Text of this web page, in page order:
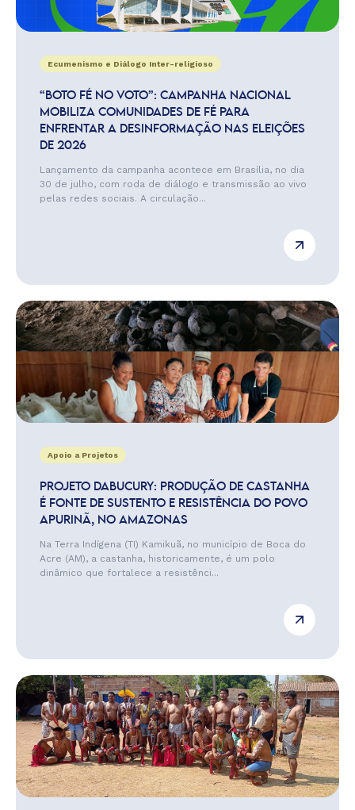
Ecumenismo e Diálogo Inter-religioso
“BOTO FÉ NO VOTO”: CAMPANHA NACIONAL
MOBILIZA COMUNIDADES DE FÉ PARA
ENFRENTAR A DESINFORMAÇÃO NAS ELEIÇÕES
DE 2026
Lançamento da campanha acontece em Brasília, no dia
30 de julho, com roda de diálogo e transmissão ao vivo
pelas redes sociais. A circulação...
Apoio a Projetos
PROJETO DABUCURY: PRODUÇÃO DE CASTANHA
É FONTE DE SUSTENTO E RESISTÊNCIA DO POVO
APURINÃ, NO AMAZONAS
Na Terra Indígena (TI) Kamikuã, no município de Boca do
Acre (AM), a castanha, historicamente, é um polo
dinâmico que fortalece a resistênci...